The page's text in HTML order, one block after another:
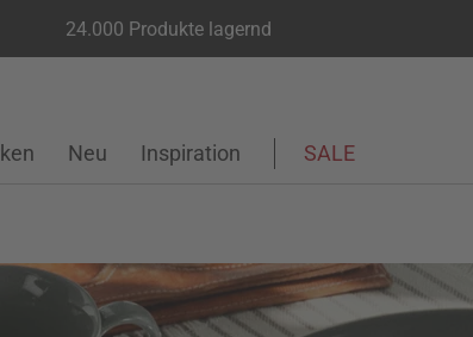
24.000 Produkte lagernd
Neu Inspiration SALE